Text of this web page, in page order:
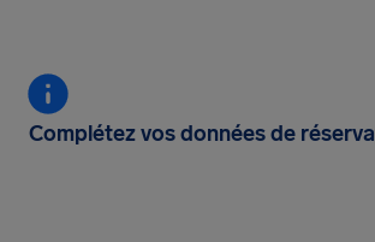
Complétez vos données de